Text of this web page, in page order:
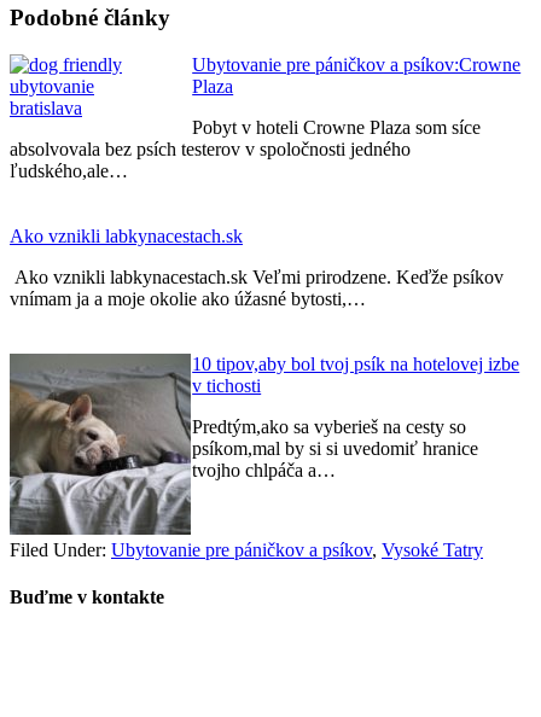
Podobné články
Ubytovanie pre páničkov a psíkov:Crowne
Plaza
Pobyt v hoteli Crowne Plaza som síce
absolvovala bez psích testerov v spoločnosti jedného
ľudského,ale…
Ako vznikli labkynacestach.sk
Ako vznikli labkynacestach.sk Veľmi prirodzene. Keďže psíkov
vnímam ja a moje okolie ako úžasné bytosti,…
10 tipov,aby bol tvoj psík na hotelovej izbe
v tichosti
Predtým,ako sa vyberieš na cesty so
psíkom,mal by si si uvedomiť hranice
tvojho chlpáča a…
Filed Under: Ubytovanie pre páničkov a psíkov, Vysoké Tatry
Buďme v kontakte